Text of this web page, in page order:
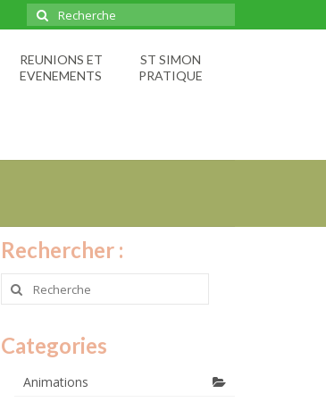
Rechercher
:
REUNIONS ET
EVENEMENTS
ST SIMON
PRATIQUE
Rechercher :
Rechercher
Categories
Animations